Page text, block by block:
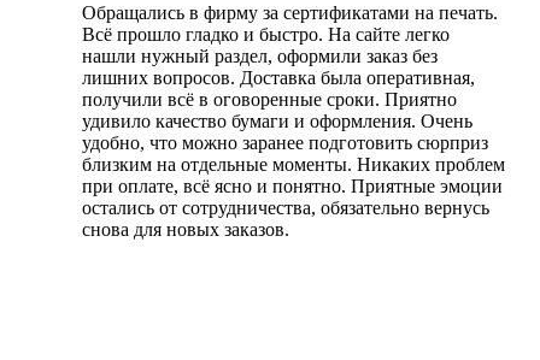
Обращались в фирму за сертификатами на печать.
Всё прошло гладко и быстро. На сайте легко
нашли нужный раздел, оформили заказ без
лишних вопросов. Доставка была оперативная,
получили всё в оговоренные сроки. Приятно
удивило качество бумаги и оформления. Очень
удобно, что можно заранее подготовить сюрприз
близким на отдельные моменты. Никаких проблем
при оплате, всё ясно и понятно. Приятные эмоции
остались от сотрудничества, обязательно вернусь
снова для новых заказов.